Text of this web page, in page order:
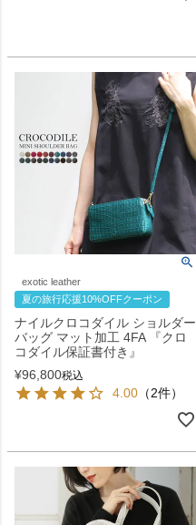
exotic leather
夏の旅行応援10%OFFクーポン
ナイルクロコダイル ショルダー
バッグ マット加工 4FA 『クロ
コダイル保証書付き』
¥96,800税込
4.00 （2件）